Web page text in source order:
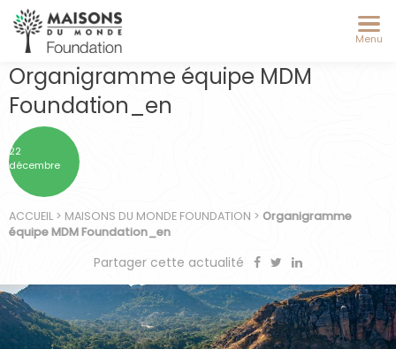
Menu
Organigramme équipe MDM
Foundation_en
22
décembre
ACCUEIL > MAISONS DU MONDE FOUNDATION > Organigramme
équipe MDM Foundation_en
Partager cette actualité